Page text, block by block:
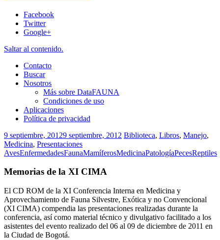
Facebook
Twitter
Google+
Saltar al contenido.
Contacto
Buscar
Nosotros
Más sobre DataFAUNA
Condiciones de uso
Aplicaciones
Política de privacidad
9 septiembre, 20129 septiembre, 2012 Biblioteca, Libros, Manejo,
Medicina, Presentaciones
AvesEnfermedadesFaunaMamíferosMedicinaPatologíaPecesReptiles
Memorias de la XI CIMA
El CD ROM de la XI Conferencia Interna en Medicina y
Aprovechamiento de Fauna Silvestre, Exótica y no Convencional
(XI CIMA) compendia las presentaciones realizadas durante la
conferencia, así como material técnico y divulgativo facilitado a los
asistentes del evento realizado del 06 al 09 de diciembre de 2011 en
la Ciudad de Bogotá.